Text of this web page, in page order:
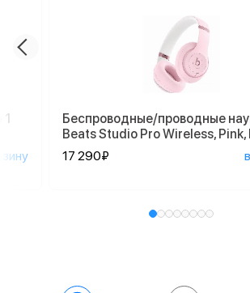
Беспроводные/проводные
Beats Studio Pro Wireless, Pink,
17 290₽